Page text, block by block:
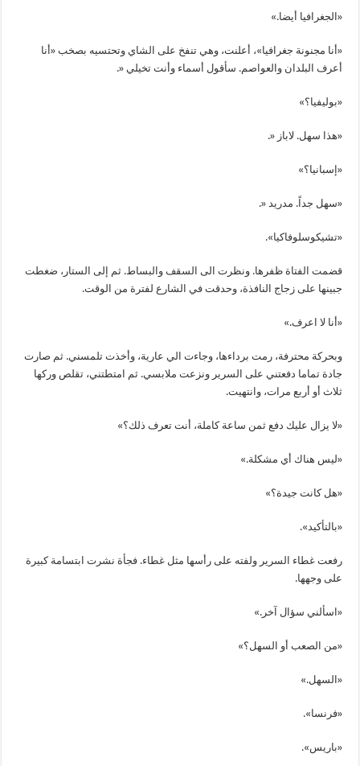
«الجغرافيا أيضا.»
«أنا مجنونة جغرافيا»، أعلنت، وهي تنفخ على الشاي وتحتسيه بصخب «أنا
أعرف البلدان والعواصم. سأقول أسماء وأنت تخيلي «.
«بوليفيا؟»
«هذا سهل. لاباز «.
«إسبانيا؟»
«سهل جداً. مدريد «.
«تشيكوسلوفاكيا».
قضمت الفتاة ظفرها. ونظرت الى السقف والبساط. ثم إلى الستار، ضغطت
جبينها على زجاج النافذة، وحدقت في الشارع لفترة من الوقت.
«أنا لا اعرف.»
وبحركة محترفة، رمت برداءها، وجاءت الي عارية، وأخذت تلمسني. ثم صارت
جادة تماما دفعتني على السرير ونزعت ملابسي. ثم امتطتني، تقلص وركها
ثلاث أو أربع مرات، وانتهيت.
«لا يزال عليك دفع ثمن ساعة كاملة، أنت تعرف ذلك؟»
«ليس هناك أي مشكلة.»
«هل كانت جيدة؟»
«بالتأكيد».
رفعت غطاء السرير ولفته على رأسها مثل غطاء. فجأة نشرت ابتسامة كبيرة
على وجهها.
«اسألني سؤال آخر.»
«من الصعب أو السهل؟»
«السهل.»
«فرنسا».
«باريس».